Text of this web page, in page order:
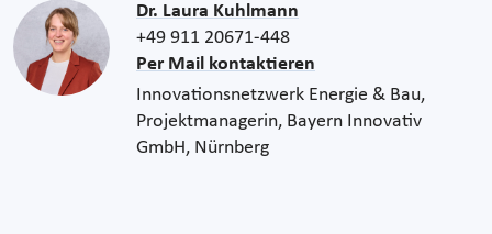
Dr. Laura Kuhlmann
+49 911 20671-448
Per Mail kontaktieren
Innovationsnetzwerk Energie & Bau,
Projektmanagerin, Bayern Innovativ
GmbH, Nürnberg